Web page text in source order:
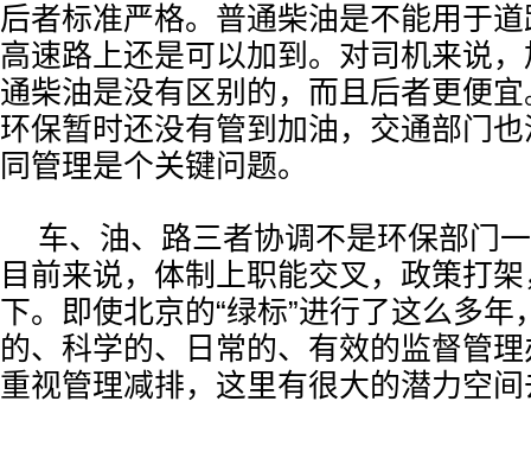
后者标准严格。普通柴油是不能用于
高速路上还是可以加到。对司机来说
通柴油是没有区别的，而且后者更便
环保暂时还没有管到加油，交通部门
同管理是个关键问题。
车、油、路三者协调不是环保部门
目前来说，体制上职能交叉，政策打
下。即使北京的“绿标”进行了这么多年
的、科学的、日常的、有效的监督管
重视管理减排，这里有很大的潜力空